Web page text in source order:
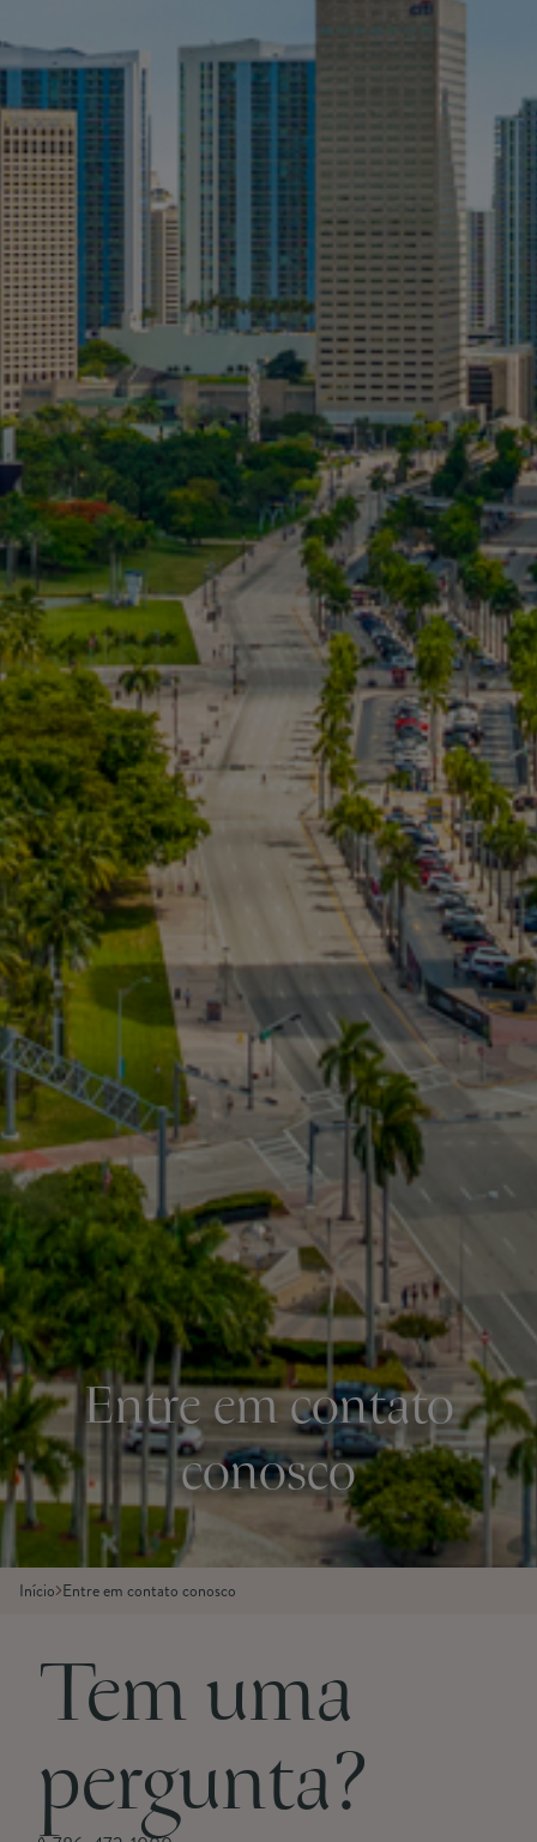
Entre em contato
conosco
Início Entre em contato conosco
Tem uma
pergunta?